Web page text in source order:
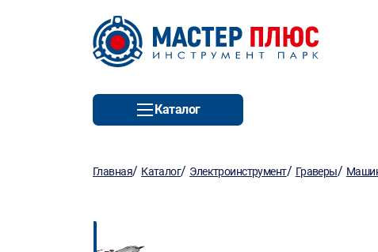
Каталог
Главная/ Каталог/ Электроинструмент/ Граверы/